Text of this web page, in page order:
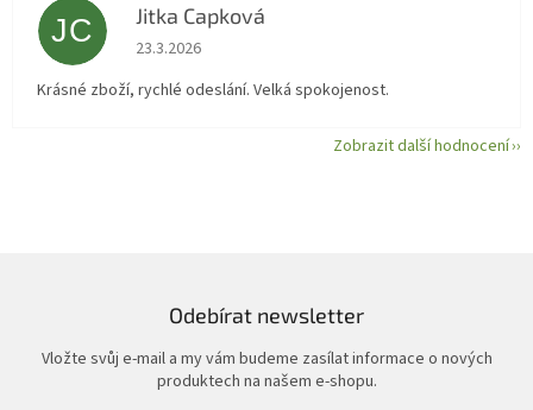
JC Jitka Capková
Hodnocení obchodu je 5 z 5 hvězdiček.
23.3.2026
Krásné zboží, rychlé odeslání. Velká spokojenost.
Zobrazit další hodnocení
Odebírat newsletter
Vložte svůj e-mail a my vám budeme zasílat informace o nových
produktech na našem e-shopu.